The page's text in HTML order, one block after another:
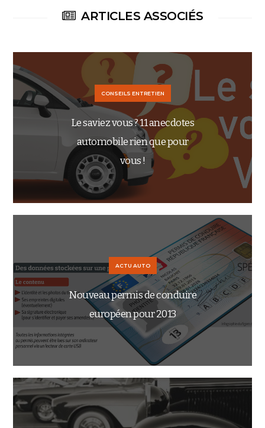
ARTICLES ASSOCIÉS
CONSEILS ENTRETIEN
Le saviez vous ? 11 anecdotes
automobile rien que pour
vous !
ACTU AUTO
Nouveau permis de conduire
européen pour 2013